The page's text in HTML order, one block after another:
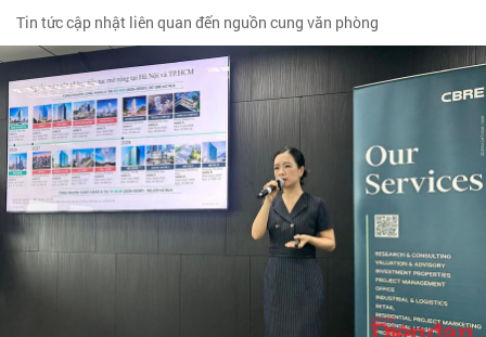
Tin tức cập nhật liên quan đến nguồn cung văn phòng